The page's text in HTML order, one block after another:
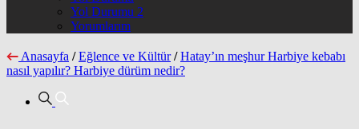
Yol Durumu 2
Yorumlarım
Anasayfa / Eğlence ve Kültür / Hatay’ın meşhur Harbiye kebabı
nasıl yapılır? Harbiye dürüm nedir?